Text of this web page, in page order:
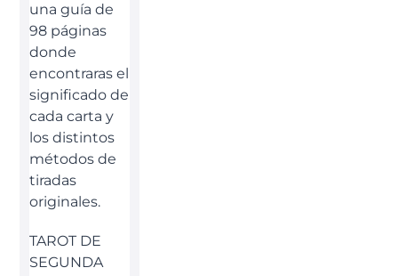
una guía de
98 páginas
donde
encontraras el
significado de
cada carta y
los distintos
métodos de
tiradas
originales.
TAROT DE
SEGUNDA